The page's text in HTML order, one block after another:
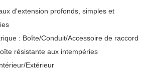
d'extension profonds, simples et
: Boîte/Conduit/Accessoire de raccord
résistante aux intempéries
Extérieur